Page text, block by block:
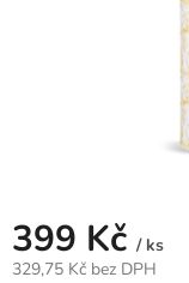
399 Kč / ks
329,75 Kč bez DPH